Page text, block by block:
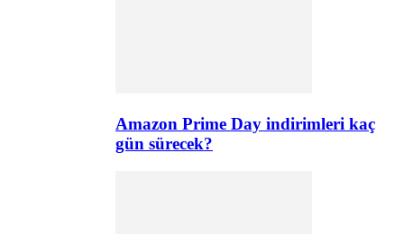
Amazon Prime Day indirimleri kaç
gün sürecek?